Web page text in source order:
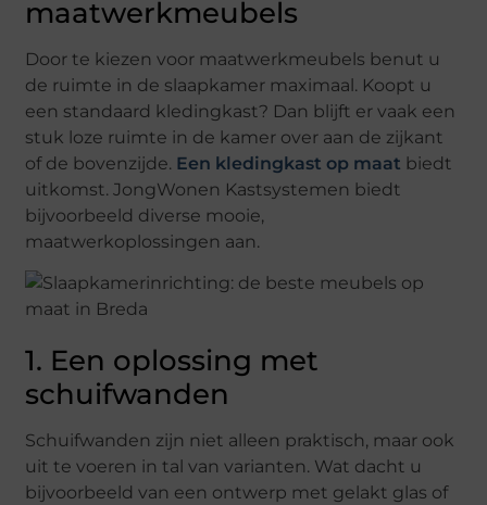
maatwerkmeubels
Door te kiezen voor maatwerkmeubels benut u
de ruimte in de slaapkamer maximaal. Koopt u
een standaard kledingkast? Dan blijft er vaak een
stuk loze ruimte in de kamer over aan de zijkant
of de bovenzijde. Een kledingkast op maat biedt
uitkomst. JongWonen Kastsystemen biedt
bijvoorbeeld diverse mooie,
maatwerkoplossingen aan.
1. Een oplossing met
schuifwanden
Schuifwanden zijn niet alleen praktisch, maar ook
uit te voeren in tal van varianten. Wat dacht u
bijvoorbeeld van een ontwerp met gelakt glas of